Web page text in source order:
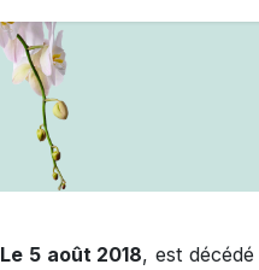
Le 5 août 2018, est